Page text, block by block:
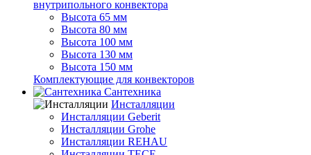
внутрипольного конвектора
Высота 65 мм
Высота 80 мм
Высота 100 мм
Высота 130 мм
Высота 150 мм
Комплектующие для конвекторов
Сантехника
Инсталляции
Инсталляции Geberit
Инсталляции Grohe
Инсталляции REHAU